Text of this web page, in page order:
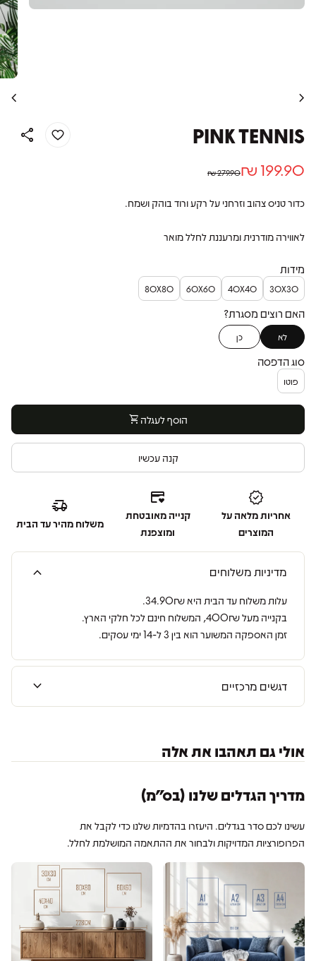
chevron_right
chevron_left
PINK TENNIS
share
מחיר רגיל 279.90 ₪ מחיר מבצע 199.90 ₪
כדור טניס צהוב וזרחני על רקע ורוד בוהק ושמח.
לאווירה מודרנית ומרעננת לחלל מואר
מידות
30X30
40X40
60X60
80X80
האם רוצים מסגרת?
לא כן
סוג הדפסה
פוטו
shopping_cart הוסף לעגלה
קנה עכשיו
verified
אחריות מלאה על
המוצרים
credit_card_heart
קנייה מאובטחת
ומוצפנת
delivery_truck_speed
משלוח מהיר עד הבית
מדיניות משלוחים expand_more
עלות משלוח עד הבית היא 34.90₪.
בקנייה מעל 400₪, המשלוח חינם לכל חלקי הארץ.
זמן האספקה המשוער הוא בין 3 ל-14 ימי עסקים.
דגשים מרכזיים expand_more
אולי גם תאהבו את אלה
מדריך הגדלים שלנו (בס״מ)
עשינו לכם סדר בגדלים. היעזרו בהדמיות שלנו כדי לקבל את
הפרופורציות המדויקות ולבחור את ההתאמה המושלמת לחלל.